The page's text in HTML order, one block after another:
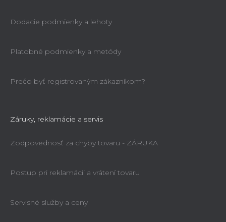
Dodacie podmienky a lehoty
Platobné podmienky a metódy
Prečo byť registrovaným zákazníkom?
Záruky, reklamácie a servis
Zodpovednosť za chyby tovaru - ZÁRUKA
Postup pri reklamácii a vrátení tovaru
Servisné služby a ceny